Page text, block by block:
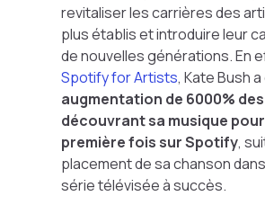
revitaliser les carrières des
plus établis et introduire leur
de nouvelles générations. En
Spotify for Artists, Kate Bush
augmentation de 6000%
découvrant sa musique
première fois sur Spotify,
placement de sa chanson
série télévisée à succès.